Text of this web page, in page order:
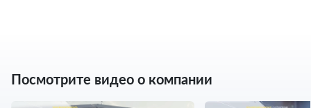
Посмотрите видео о компании